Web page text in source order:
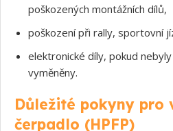
poškozených montážních dílů,
poškození při rally, sportovní
elektronické díly, pokud
vyměněny.
Důležité pokyny pro
čerpadlo (HPFP)